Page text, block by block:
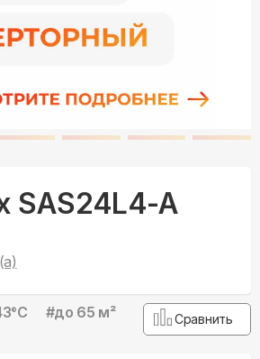
SAS24L4-A
#до 65 м² Сравнить